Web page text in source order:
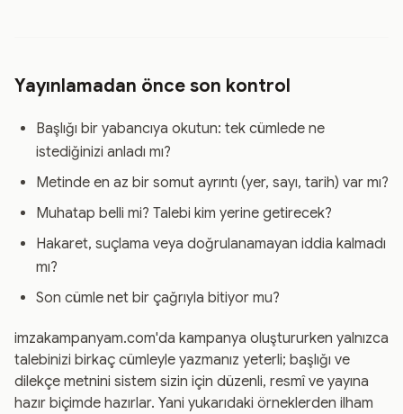
Yayınlamadan önce son kontrol
Başlığı bir yabancıya okutun: tek cümlede ne
istediğinizi anladı mı?
Metinde en az bir somut ayrıntı (yer, sayı, tarih) var mı?
Muhatap belli mi? Talebi kim yerine getirecek?
Hakaret, suçlama veya doğrulanamayan iddia kalmadı
mı?
Son cümle net bir çağrıyla bitiyor mu?
imzakampanyam.com'da kampanya oluştururken yalnızca
talebinizi birkaç cümleyle yazmanız yeterli; başlığı ve
dilekçe metnini sistem sizin için düzenli, resmî ve yayına
hazır biçimde hazırlar. Yani yukarıdaki örneklerden ilham